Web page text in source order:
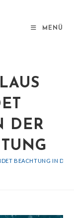
MENÜ
DER
BEACHTUNG IN